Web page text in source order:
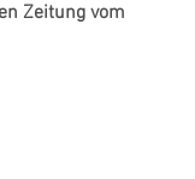
Zeitung vom